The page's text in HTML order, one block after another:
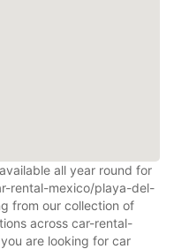
all year round for
rental-mexico/playa-del-
from our collection of
across car-rental-
are looking for car